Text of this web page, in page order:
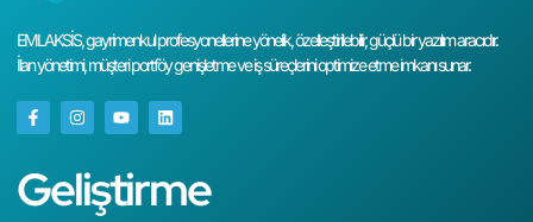
EMLAKSİS, gayrimenkul profesyonellerine yönelik, özelleştirilebilir, güçlü bir yazılım aracıdır.
İlan yönetimi, müşteri portföy genişletme ve iş süreçlerini optimize etme imkanı sunar.
Geliştirme